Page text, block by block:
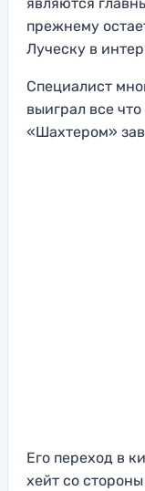
являются
прежнему
Луческу в
Специалист
выиграл все
«Шахтером»
Его переход в
хейт со